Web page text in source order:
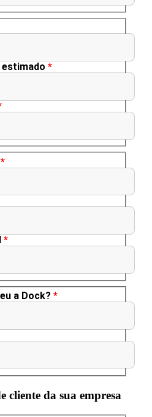
*
*
*
a Dock? *
cliente da sua empresa